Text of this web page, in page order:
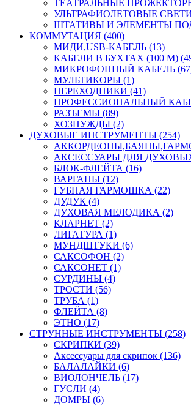
ТЕАТРАЛЬНЫЕ
УЛЬТРАФИОЛЕТОВЫЕ
ШТАТИВЫ И ЭЛЕМЕНТЫ
КОММУТАЦИЯ (400)
МИДИ,USB-КАБЕЛЬ (13)
КАБЕЛИ В БУХТАХ (100 М)
МИКРОФОННЫЙ КАБЕЛЬ
МУЛЬТИКОРЫ (1)
ПЕРЕХОДНИКИ (41)
ПРОФЕССИОНАЛЬНЫЙ
РАЗЪЕМЫ (89)
ХОЗНУЖДЫ (2)
ДУХОВЫЕ ИНСТРУМЕНТЫ (254)
АКСЕССУАРЫ ДЛЯ
БЛОК-ФЛЕЙТА (16)
ВАРГАНЫ (12)
ГУБНАЯ ГАРМОШКА (22)
ДУДУК (4)
ДУХОВАЯ МЕЛОДИКА (2)
КЛАРНЕТ (2)
ЛИГАТУРА (1)
МУНДШТУКИ (6)
САКСОФОН (2)
САКСОНЕТ (1)
СУРДИНЫ (4)
ТРОСТИ (56)
ТРУБА (1)
ФЛЕЙТА (8)
ЭТНО (17)
СТРУННЫЕ ИНСТРУМЕНТЫ (258)
СКРИПКИ (39)
Аксессуары для скрипок (136)
БАЛАЛАЙКИ (6)
ВИОЛОНЧЕЛЬ (17)
ГУСЛИ (4)
ДОМРЫ (6)